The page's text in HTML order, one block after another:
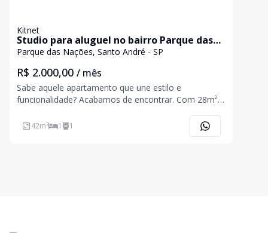
Kitnet
Studio para aluguel no bairro Parque das
Nações
Parque das Nações, Santo André - SP
R$ 2.000,00 / mês
Sabe aquele apartamento que une estilo e
funcionalidade? Acabamos de encontrar. Com 28m²
não abre mão de morar bem. Diferenciais que você
42m² 1 1